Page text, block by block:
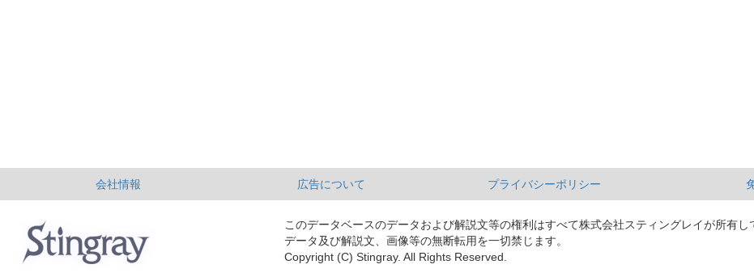
会社情報 広告について プライバシーポリシー
このデータベースのデータおよび解説文等の権利はすべて株式会社スティングレイが所有し
データ及び解説文、画像等の無断転用を一切禁じます。
Copyright (C) Stingray. All Rights Reserved.